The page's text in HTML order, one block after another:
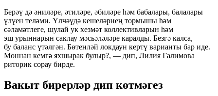
Берәү дә әниләре, әтиләре, әбиләре һәм бабалары, балалары
үлүен теләми. Үлчәүдә кешеләрнең тормышы һәм
сәламәтлеге, шулай ук хезмәт коллективларын һәм
эш урыннарын саклау мәсьәләләре каралды. Безгә калса,
бу баланс үтәлгән. Бөтенләй локдаун кертү варианты бар иде.
Моннан кемгә яхшырак булыр?, — дип, Лилия Галимова
риторик сорау бирде.
Вакыт бирерләр дип көтмәгез